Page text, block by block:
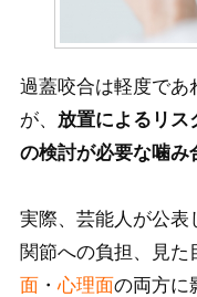
過蓋咬合は軽度であ
が、 放置によるリス
の検討が必要な噛み
実際、芸能人が公表
関節への負担、見た
面・心理面の両方に